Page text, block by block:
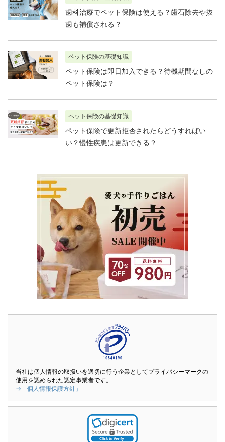
歯科治療でペット保険は使える？歯石除去や抜
歯も補償される？
ペット保険の基礎知識
ペット保険は即日加入できる？待機期間なしの
ペット保険は？
ペット保険の基礎知識
ペット保険で更新拒否されたらどうすればい
い？慢性疾患は更新できる？
当社は個人情報の取扱いを適切に行う企業としてプライバシーマークの
使用を認められた認定事業者です。
→「個人情報保護方針」